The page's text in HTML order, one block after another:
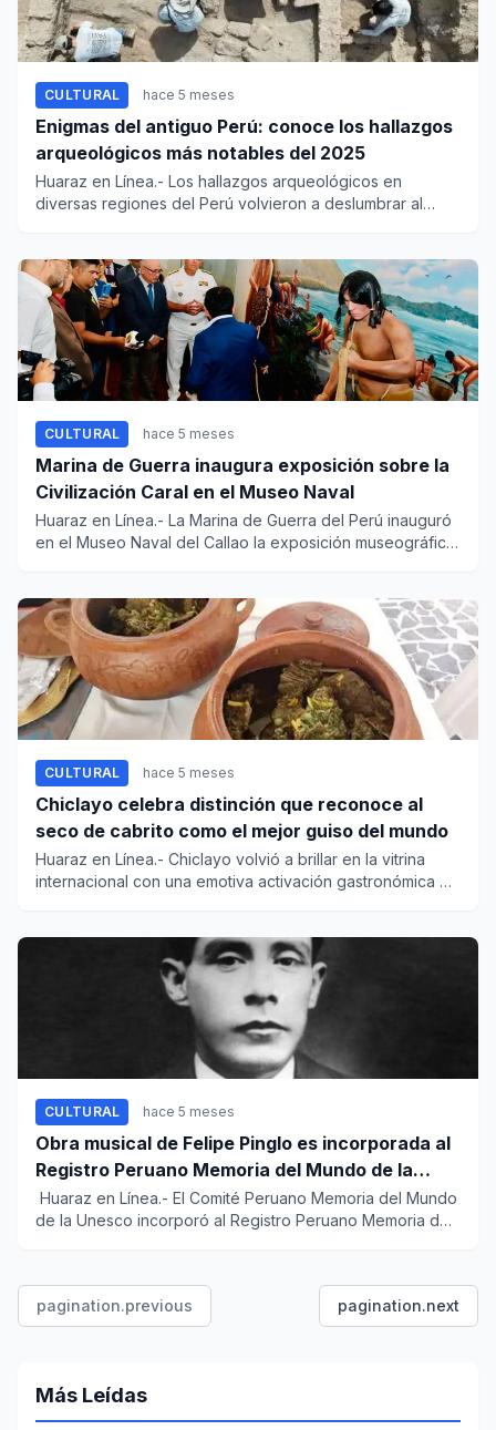
CULTURAL hace 5 meses
Enigmas del antiguo Perú: conoce los hallazgos
arqueológicos más notables del 2025
Huaraz en Línea.- Los hallazgos arqueológicos en
diversas regiones del Perú volvieron a deslumbrar al
CULTURAL hace 5 meses
Marina de Guerra inaugura exposición sobre la
Civilización Caral en el Museo Naval
Huaraz en Línea.- La Marina de Guerra del Perú inauguró
en el Museo Naval del Callao la exposición museográfica
CULTURAL hace 5 meses
Chiclayo celebra distinción que reconoce al
seco de cabrito como el mejor guiso del mundo
Huaraz en Línea.- Chiclayo volvió a brillar en la vitrina
internacional con una emotiva activación gastronómica en
CULTURAL hace 5 meses
Obra musical de Felipe Pinglo es incorporada al
Registro Peruano Memoria del Mundo de la
Unesco
Huaraz en Línea.- El Comité Peruano Memoria del Mundo
de la Unesco incorporó al Registro Peruano Memoria del
pagination.previous pagination.next
Más Leídas